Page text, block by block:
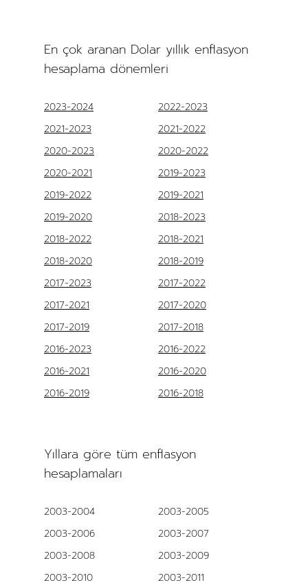
En çok aranan Dolar yıllık enflasyon
hesaplama dönemleri
2023-2024
2022-2023
2021-2023
2021-2022
2020-2023
2020-2022
2020-2021
2019-2023
2019-2022
2019-2021
2019-2020
2018-2023
2018-2022
2018-2021
2018-2020
2018-2019
2017-2023
2017-2022
2017-2021
2017-2020
2017-2019
2017-2018
2016-2023
2016-2022
2016-2021
2016-2020
2016-2019
2016-2018
Yıllara göre tüm enflasyon
hesaplamaları
2003-2004
2003-2005
2003-2006
2003-2007
2003-2008
2003-2009
2003-2010
2003-2011